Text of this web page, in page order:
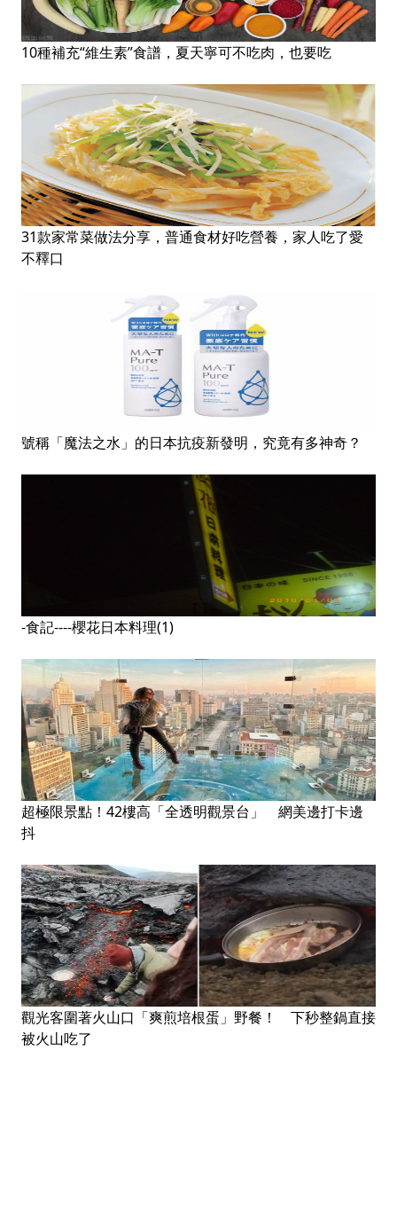
10種補充“維生素”食譜，夏天寧可不吃肉，也要吃
31款家常菜做法分享，普通食材好吃營養，家人吃了愛
不釋口
號稱「魔法之水」的日本抗疫新發明，究竟有多神奇？
-食記----櫻花日本料理(1)
超極限景點！42樓高「全透明觀景台」 網美邊打卡邊
抖
觀光客圍著火山口「爽煎培根蛋」野餐！ 下秒整鍋直接
被火山吃了